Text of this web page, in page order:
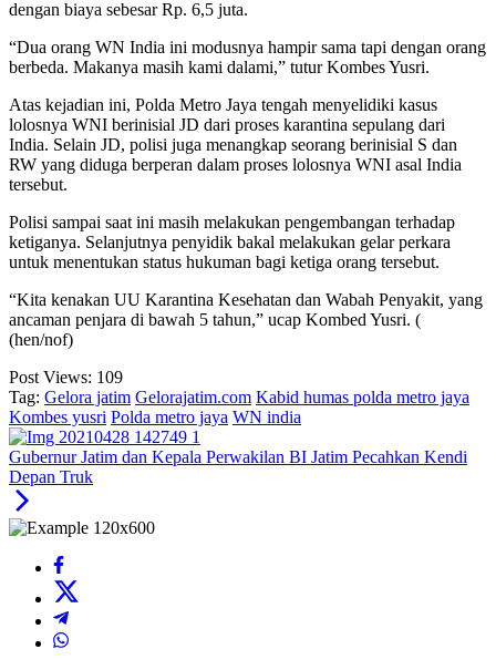
dengan biaya sebesar Rp. 6,5 juta.
“Dua orang WN India ini modusnya hampir sama tapi dengan orang
berbeda. Makanya masih kami dalami,” tutur Kombes Yusri.
Atas kejadian ini, Polda Metro Jaya tengah menyelidiki kasus
lolosnya WNI berinisial JD dari proses karantina sepulang dari
India. Selain JD, polisi juga menangkap seorang berinisial S dan
RW yang diduga berperan dalam proses lolosnya WNI asal India
tersebut.
Polisi sampai saat ini masih melakukan pengembangan terhadap
ketiganya. Selanjutnya penyidik bakal melakukan gelar perkara
untuk menentukan status hukuman bagi ketiga orang tersebut.
“Kita kenakan UU Karantina Kesehatan dan Wabah Penyakit, yang
ancaman penjara di bawah 5 tahun,” ucap Kombed Yusri. (
(hen/nof)
Post Views: 109
Tag: Gelora jatim Gelorajatim.com Kabid humas polda metro jaya
Kombes yusri Polda metro jaya WN india
Gubernur Jatim dan Kepala Perwakilan BI Jatim Pecahkan Kendi
Depan Truk